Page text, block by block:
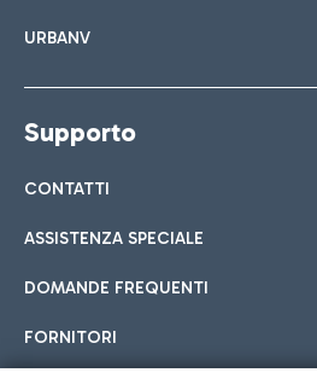
URBANV
Supporto
CONTATTI
ASSISTENZA SPECIALE
DOMANDE FREQUENTI
FORNITORI